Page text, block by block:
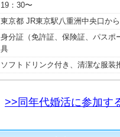
19：30〜
東京都 JR東京駅八重洲中央口か
身分証（免許証、保険証、パスポ
具
ソフトドリンク付き、清潔な服装
>>同年代婚活に参加す